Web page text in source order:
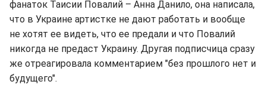
фанаток Таисии Повалий – Анна Данило, она написала,
что в Украине артистке не дают работать и вообще
не хотят ее видеть, что ее предали и что Повалий
никогда не предаст Украину. Другая подписчица сразу
же отреагировала комментарием "без прошлого нет и
будущего".